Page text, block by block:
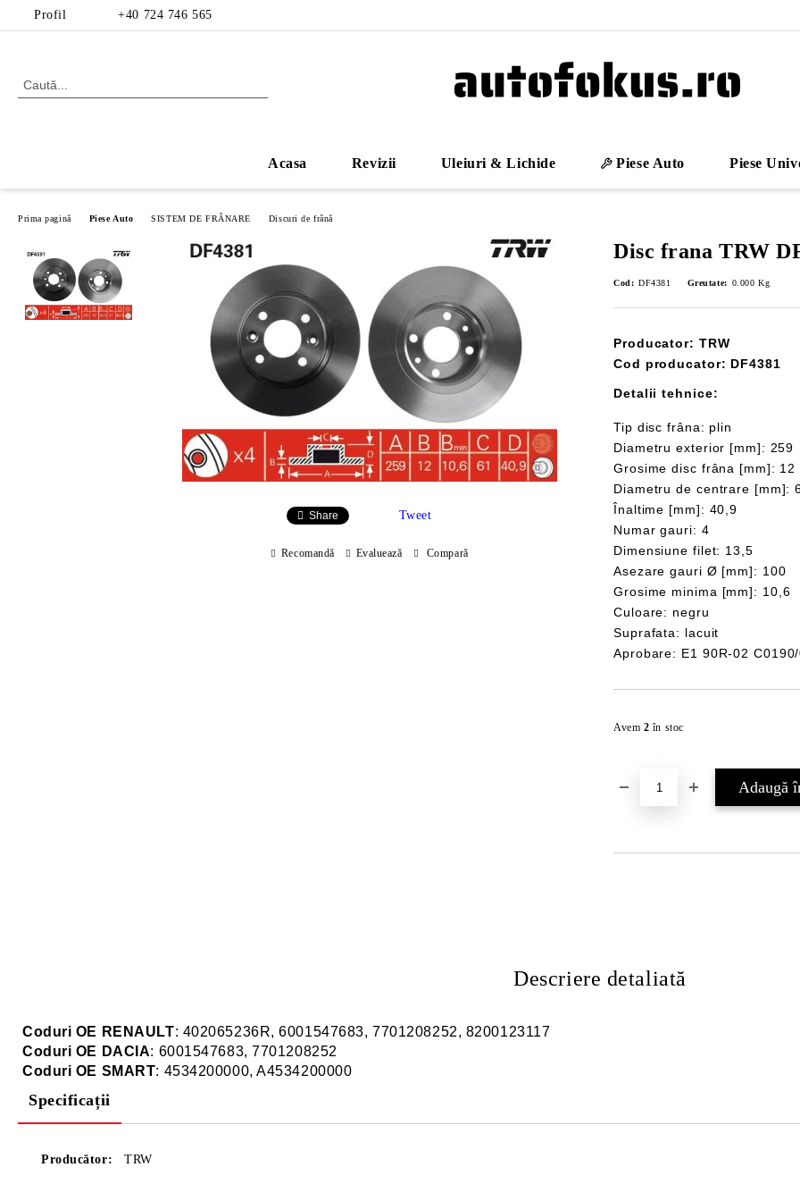
Profil +40 724 746 565
Acasa Revizii Uleiuri & Lichide Piese Auto Piese
Prima pagină Piese Auto SISTEM DE FRÂNARE Discuri de frână
Disc frana TRW
Cod: DF4381 Greutate: 0.000 Kg
Producator: TRW
Cod producator: DF4381
Detalii tehnice:
Tip disc frâna: plin
Diametru exterior [mm]: 259
Grosime disc frâna [mm]: 12
Diametru de centrare [mm]:
Înaltime [mm]: 40,9
Numar gauri: 4
Dimensiune filet: 13,5
Asezare gauri Ø [mm]: 100
Grosime minima [mm]: 10,6
Culoare: negru
Suprafata: lacuit
Aprobare: E1 90R-02
Avem 2 în stoc
Share Tweet
Recomandă Evaluează Compară
Descriere detaliată
Coduri OE RENAULT: 402065236R, 6001547683, 7701208252, 8200123117
Coduri OE DACIA: 6001547683, 7701208252
Coduri OE SMART: 4534200000, A4534200000
Specificații
Producător: TRW